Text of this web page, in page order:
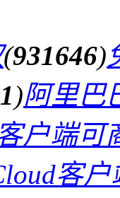
(931646)
)阿里巴
户端可
客